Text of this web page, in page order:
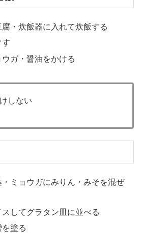
・炊飯器に入れて炊飯する
す
ガ・醤油をかける
しない
ミョウガにみりん・みそを混ぜ
してグラタン皿に並べる
塗る